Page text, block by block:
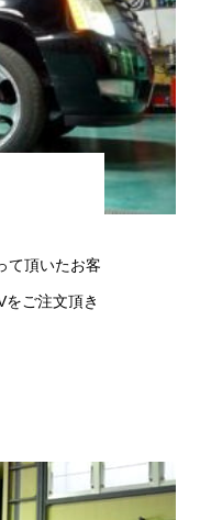
て頂いたお客
ご注文頂き